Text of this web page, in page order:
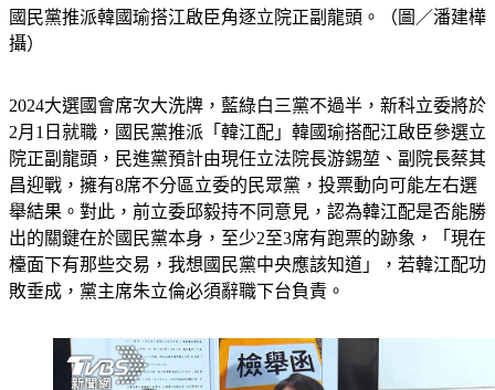
國民黨推派韓國瑜搭江啟臣角逐立院正副龍頭。（圖／潘建樺
攝）
2024大選國會席次大洗牌，藍綠白三黨不過半，新科立委將於
2月1日就職，國民黨推派「韓江配」韓國瑜搭配江啟臣參選立
院正副龍頭，民進黨預計由現任立法院長游錫堃、副院長蔡其
昌迎戰，擁有8席不分區立委的民眾黨，投票動向可能左右選
舉結果。對此，前立委邱毅持不同意見，認為韓江配是否能勝
出的關鍵在於國民黨本身，至少2至3席有跑票的跡象，「現在
檯面下有那些交易，我想國民黨中央應該知道」，若韓江配功
敗垂成，黨主席朱立倫必須辭職下台負責。